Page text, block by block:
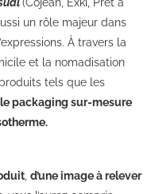
un rôle majeur dans
À travers la
et la nomadisation
tels que les
packaging sur-mesure
d’une image à relever